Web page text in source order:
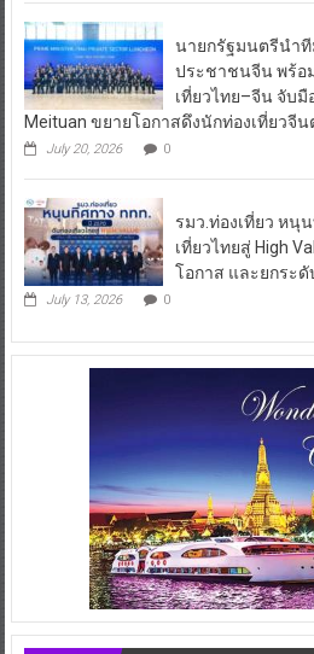
นายกรัฐมนตรีนำ
ประชาชนจีน พร้อ
เที่ยวไทย–จีน จับมื
Meituan ขยายโอกาสดึงนักท่องเที่ยวจี
July 20, 2026 0
รมว.ท่องเที่ยว หนุ
เที่ยวไทยสู่ High
โอกาส และยกระ
July 13, 2026 0